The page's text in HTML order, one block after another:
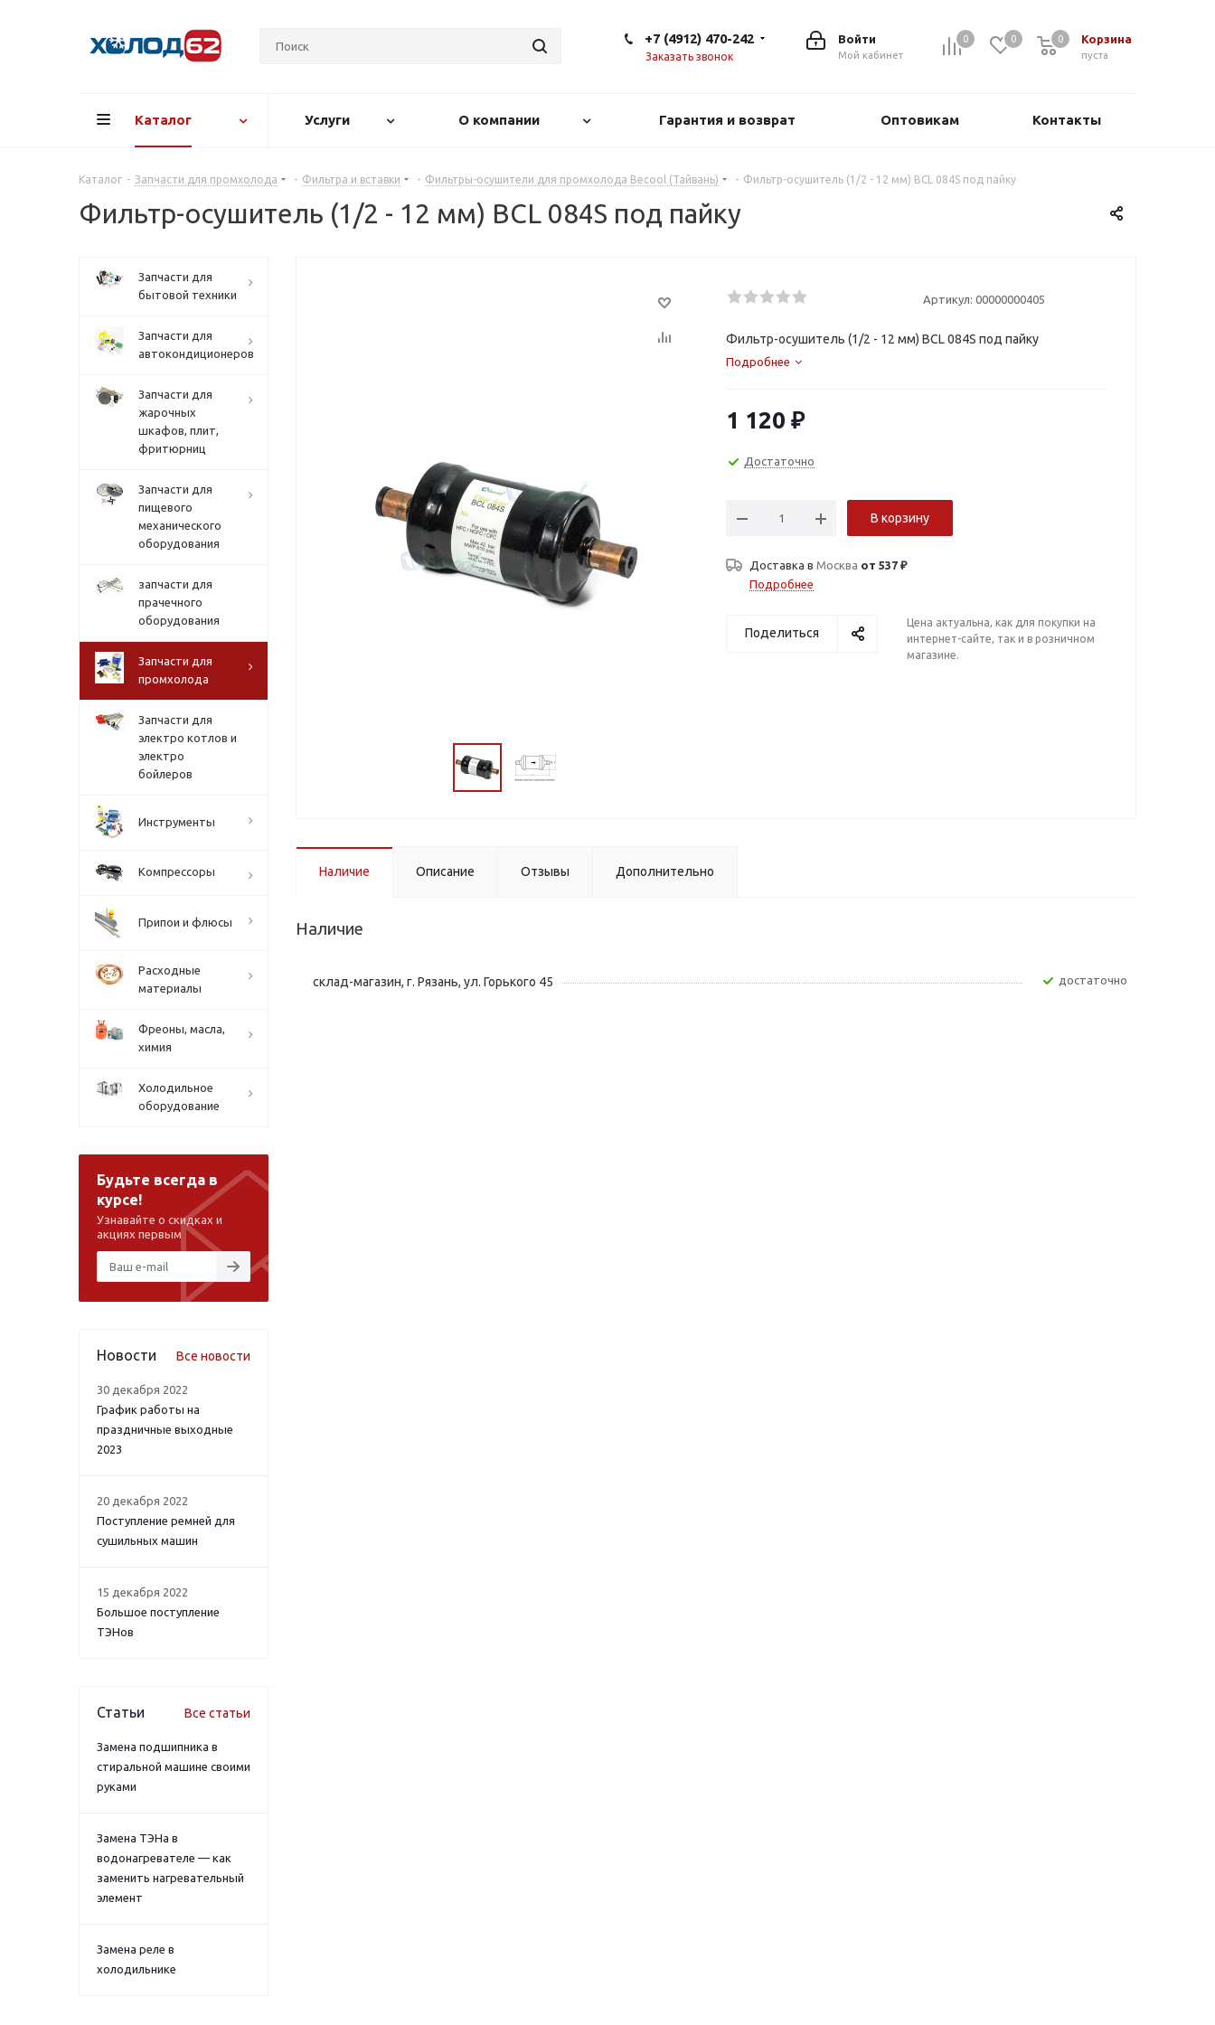
0 0 Корзина
0
пуста
0
Войти
Мой кабинет
+7 (4912) 470-242
Заказать звонок
Каталог Услуги О компании Гарантия и возврат Оптовикам Контакты
Каталог - Запчасти для промхолода - Фильтра и вставки - Фильтры-осушители для промхолода Becool (Тайвань) - Фильтр-осушитель (1/2 - 12 мм) BCL 084S под пайку
Фильтр-осушитель (1/2 - 12 мм) BCL 084S под пайку
Артикул: 00000000405
Фильтр-осушитель (1/2 - 12 мм) BCL 084S под пайку
Подробнее
1 120 ₽
Достаточно
В корзину
Доставка в Москва от 537 ₽
Подробнее
Поделиться
Цена актуальна, как для покупки на
интернет-сайте, так и в розничном
магазине.
Наличие Описание Отзывы Дополнительно
Наличие
склад-магазин, г. Рязань, ул. Горького 45 Достаточно
Запчасти для
бытовой техники
Запчасти для
автокондиционеров
Запчасти для
жарочных
шкафов, плит,
фритюрниц
Запчасти для
пищевого
механического
оборудования
запчасти для
прачечного
оборудования
Запчасти для
промхолода
Запчасти для
электро котлов и
электро
бойлеров
Инструменты
Компрессоры
Припои и флюсы
Расходные
материалы
Фреоны, масла,
химия
Холодильное
оборудование
Будьте всегда в
курсе!
Узнавайте о скидках и
акциях первым
Новости Все новости
30 декабря 2022
График работы на
праздничные выходные
2023
20 декабря 2022
Поступление ремней для
сушильных машин
15 декабря 2022
Большое поступление
ТЭНов
Статьи Все статьи
Замена подшипника в
стиральной машине своими
руками
Замена ТЭНа в
водонагревателе — как
заменить нагревательный
элемент
Замена реле в
холодильнике